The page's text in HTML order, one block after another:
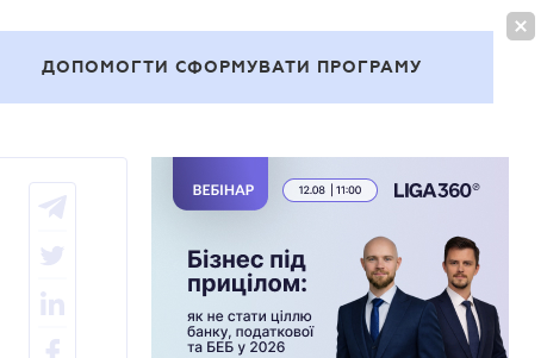
ДОПОМОГТИ СФОРМУВАТИ ПРОГРАМУ